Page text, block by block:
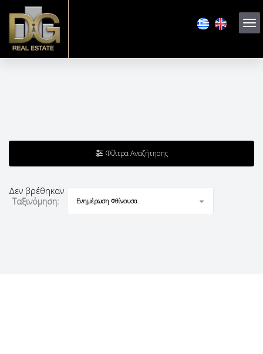
Φίλτρα Αναζήτησης
Ταξινόμηση: Ενημέρωση Φθίνουσα
Δεν βρέθηκαν αποτελέσματα